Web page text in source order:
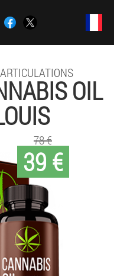
OIL
39 €
78 €